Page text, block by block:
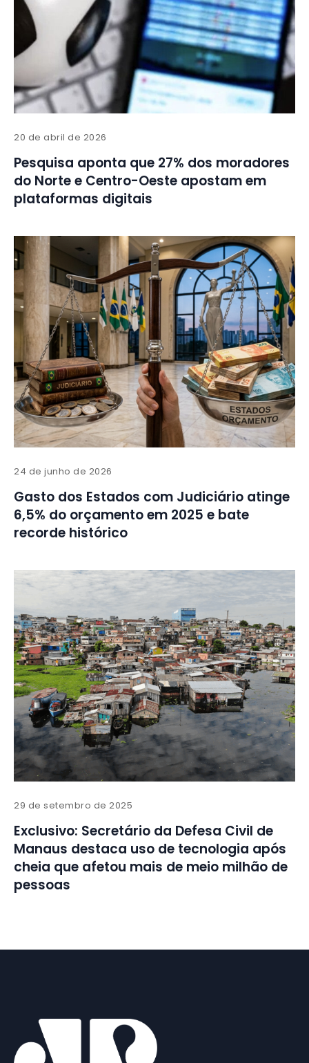
20 de abril de 2026
Pesquisa aponta que 27% dos moradores
do Norte e Centro-Oeste apostam em
plataformas digitais
24 de junho de 2026
Gasto dos Estados com Judiciário atinge
6,5% do orçamento em 2025 e bate
recorde histórico
29 de setembro de 2025
Exclusivo: Secretário da Defesa Civil de
Manaus destaca uso de tecnologia após
cheia que afetou mais de meio milhão de
pessoas